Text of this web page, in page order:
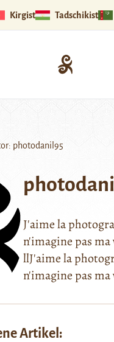
Kirgistan Tadschikistan
photodanil95
J'aime la
n'imagine pas ma
llJ'aime la
n'imagine pas ma
Artikel: